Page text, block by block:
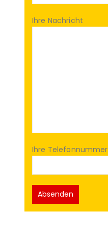
Ihre Nachricht
Ihre Telefonnummer